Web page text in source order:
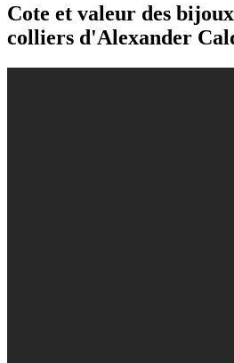
Cote et valeur des
colliers d'Alexander